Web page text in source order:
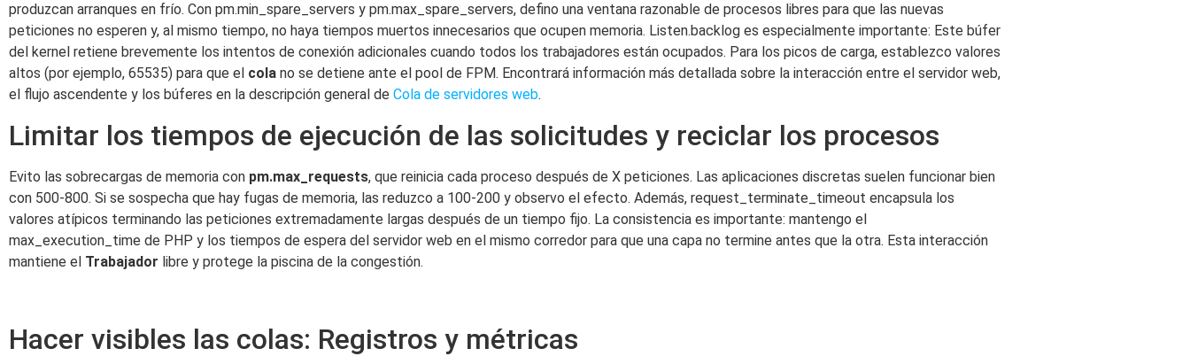
produzcan arranques en frío. Con pm.min_spare_servers y pm.max_spare_servers, defino una ventana razonable de procesos libres para que las nuevas
peticiones no esperen y, al mismo tiempo, no haya tiempos muertos innecesarios que ocupen memoria. Listen.backlog es especialmente importante: Este búfer
del kernel retiene brevemente los intentos de conexión adicionales cuando todos los trabajadores están ocupados. Para los picos de carga, establezco valores
altos (por ejemplo, 65535) para que el cola no se detiene ante el pool de FPM. Encontrará información más detallada sobre la interacción entre el servidor web,
el flujo ascendente y los búferes en la descripción general de Cola de servidores web.
Limitar los tiempos de ejecución de las solicitudes y reciclar los procesos
Evito las sobrecargas de memoria con pm.max_requests, que reinicia cada proceso después de X peticiones. Las aplicaciones discretas suelen funcionar bien
con 500-800. Si se sospecha que hay fugas de memoria, las reduzco a 100-200 y observo el efecto. Además, request_terminate_timeout encapsula los
valores atípicos terminando las peticiones extremadamente largas después de un tiempo fijo. La consistencia es importante: mantengo el
max_execution_time de PHP y los tiempos de espera del servidor web en el mismo corredor para que una capa no termine antes que la otra. Esta interacción
mantiene el Trabajador libre y protege la piscina de la congestión.
Hacer visibles las colas: Registros y métricas